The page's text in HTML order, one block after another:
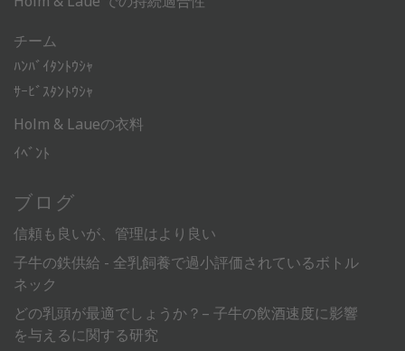
チーム
ﾊﾝﾊﾞｲﾀﾝﾄｳｼｬ
ｻｰﾋﾞｽﾀﾝﾄｳｼｬ
Holm & Laueの衣料
ｲﾍﾞﾝﾄ
ブログ
信頼も良いが、管理はより良い
子牛の鉄供給 - 全乳飼養で過小評価されているボトル
ネック
どの乳頭が最適でしょうか？– 子牛の飲酒速度に影響
を与えるに関する研究